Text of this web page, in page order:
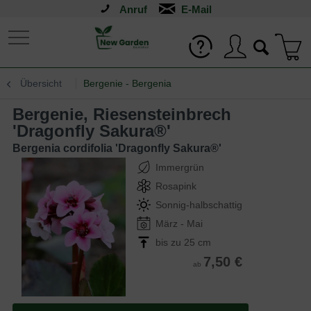
Anruf
Übersicht Bergenie - Bergenia
Bergenie, Riesensteinbrech
'Dragonfly Sakura®'
Bergenia cordifolia 'Dragonfly Sakura®'
Immergrün
Rosapink
Sonnig-halbschattig
März - Mai
bis zu 25 cm
ab 7,50 €